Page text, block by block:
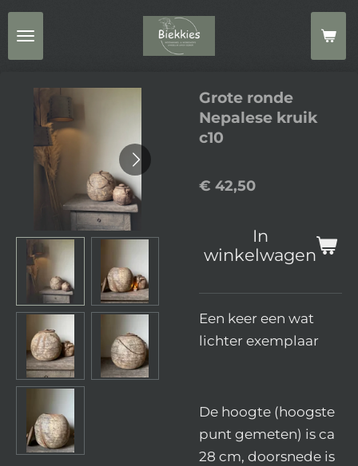
Ga
direct
naar
hoofdinhoud
Grote ronde
Nepalese kruik
c10
€ 42,50
In
winkelwagen
Een keer een wat
lichter exemplaar
De hoogte (hoogste
punt gemeten) is ca
28 cm, doorsnede is